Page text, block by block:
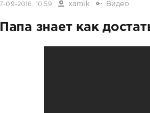
7-09-2016, 10:59 xamik Видео
Папа знает как